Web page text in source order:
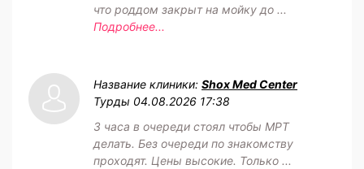
что роддом закрыт на мойку до ...
Подробнее...
Название клиники: Shox Med Center
Турды 04.08.2026 17:38
3 часа в очереди стоял чтобы МРТ
делать. Без очереди по знакомству
проходят. Цены высокие. Только ...